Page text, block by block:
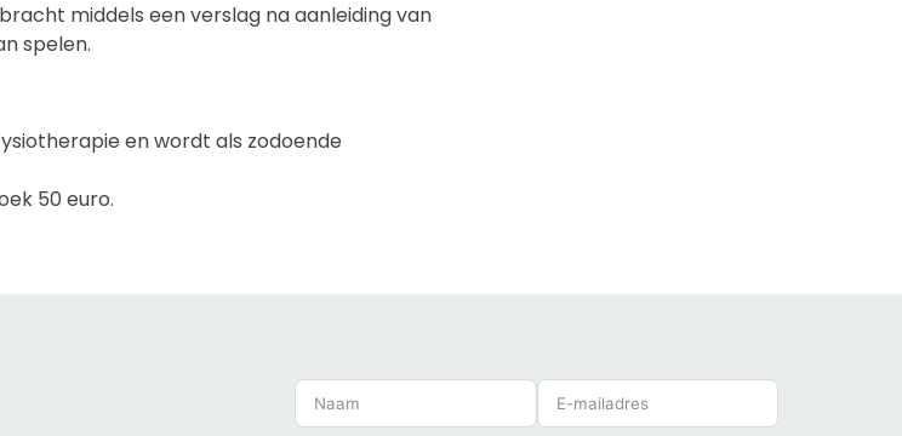
middels een verslag na aanleiding van
spelen.
en wordt als zodoende
50 euro.